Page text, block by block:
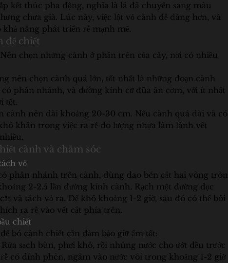
kết thúc pha động, nghĩa là lá đã chuyển sang màu
chưa già. Lúc này, việc lột vỏ cành dễ dàng hơn, và
khả năng phát triển rễ mạnh mẽ.
để chiết
chọn những cành ở phần trên của cây, nơi có nhiều
nên chọn cành quá lớn, tốt nhất là những đoạn cành
phân nhánh, và đường kính cỡ đũa ăn cơm, với ít nhất
tốt.
cành nên dài khoảng 20-30 cm. Nếu cành quá dài và có
khăn trong việc ra rễ do lượng nhựa làm lành vết
cành và chăm sóc
vỏ
phân nhánh trên cành, dùng dao bén cắt hai vòng tròn
2-2.5 lần đường kính cành. Rạch một đường dọc
và tách vỏ ra. Để khô khoảng 1-2 giờ, sau đó có thể bôi
ra rễ vào vết cắt phía trên.
chiết
bó cành chiết cần đảm bảo giữ ẩm tốt:
Rửa sạch bùn, phơi khô, rồi nhúng nước cho ướt đều trước
có dính phèn, ngâm vào nước vôi trong khoảng 1-2 giờ